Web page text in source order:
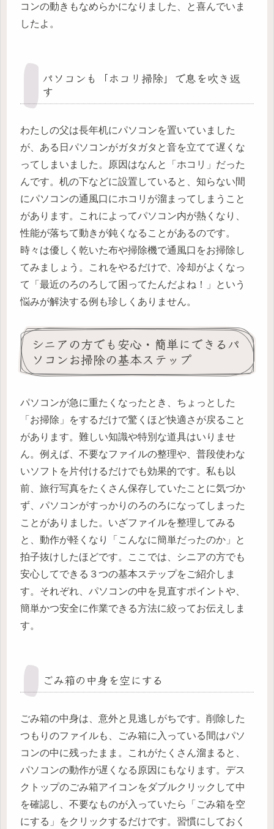
コンの動きもなめらかになりました、と喜んでいま
したよ。
パソコンも「ホコリ掃除」で息を吹き返
す
わたしの父は長年机にパソコンを置いていました
が、ある日パソコンがガタガタと音を立てて遅くな
ってしまいました。原因はなんと「ホコリ」だった
んです。机の下などに設置していると、知らない間
にパソコンの通風口にホコリが溜まってしまうこと
があります。これによってパソコン内が熱くなり、
性能が落ちて動きが鈍くなることがあるのです。
時々は優しく乾いた布や掃除機で通風口をお掃除し
てみましょう。これをやるだけで、冷却がよくなっ
て「最近のろのろして困ってたんだよね！」という
悩みが解決する例も珍しくありません。
シニアの方でも安心・簡単にできるパ
ソコンお掃除の基本ステップ
パソコンが急に重たくなったとき、ちょっとした
「お掃除」をするだけで驚くほど快適さが戻ること
があります。難しい知識や特別な道具はいりませ
ん。例えば、不要なファイルの整理や、普段使わな
いソフトを片付けるだけでも効果的です。私も以
前、旅行写真をたくさん保存していたことに気づか
ず、パソコンがすっかりのろのろになってしまった
ことがありました。いざファイルを整理してみる
と、動作が軽くなり「こんなに簡単だったのか」と
拍子抜けしたほどです。ここでは、シニアの方でも
安心してできる３つの基本ステップをご紹介しま
す。それぞれ、パソコンの中を見直すポイントや、
簡単かつ安全に作業できる方法に絞ってお伝えしま
す。
ごみ箱の中身を空にする
ごみ箱の中身は、意外と見逃しがちです。削除した
つもりのファイルも、ごみ箱に入っている間はパソ
コンの中に残ったまま。これがたくさん溜まると、
パソコンの動作が遅くなる原因にもなります。デス
クトップのごみ箱アイコンをダブルクリックして中
を確認し、不要なものが入っていたら「ごみ箱を空
にする」をクリックするだけです。習慣にしておく